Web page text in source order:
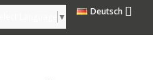
Deutsch 
▼